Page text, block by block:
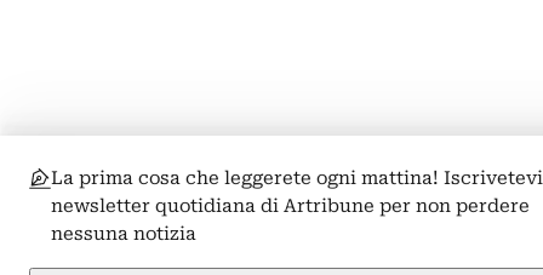
La prima cosa che leggerete ogni mattina!
newsletter quotidiana di Artribune per non perdere
nessuna notizia